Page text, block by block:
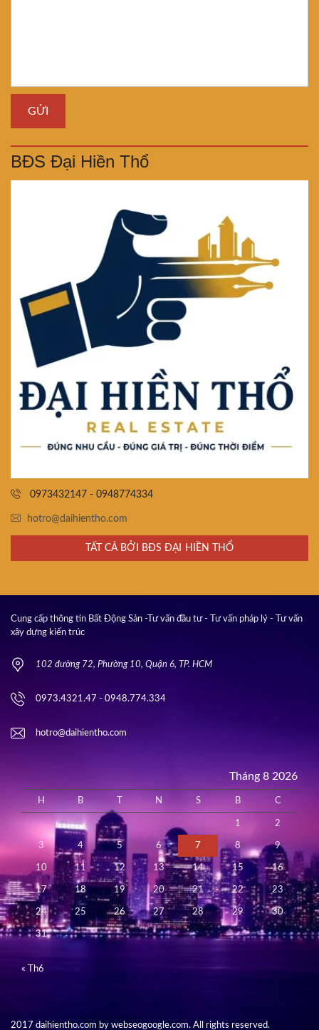
BĐS Đại Hiền Thổ
0973432147 - 0948774334
hotro@daihientho.com
TẤT CẢ BỞI BĐS ĐẠI HIỀN THỔ
Cung cấp thông tin Bất Động Sản -Tư vấn đầu tư - Tư vấn pháp lý - Tư vấn
xây dựng kiến trúc
102 đường 72, Phường 10, Quận 6, TP. HCM
0973.4321.47 - 0948.774.334
hotro@daihientho.com
Tháng 8 2026
H B N S B C
1 2
3 4 5 6 7 8 9
10 11 12 13 14 15 16
17 18 19 20 21 22 23
24 25 26 27 28 29 30
31
« Th6
2017 daihientho.com by webseogoogle.com. All rights reserved.